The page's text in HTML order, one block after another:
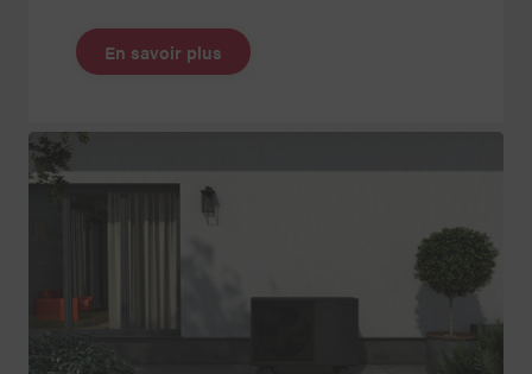
En savoir plus